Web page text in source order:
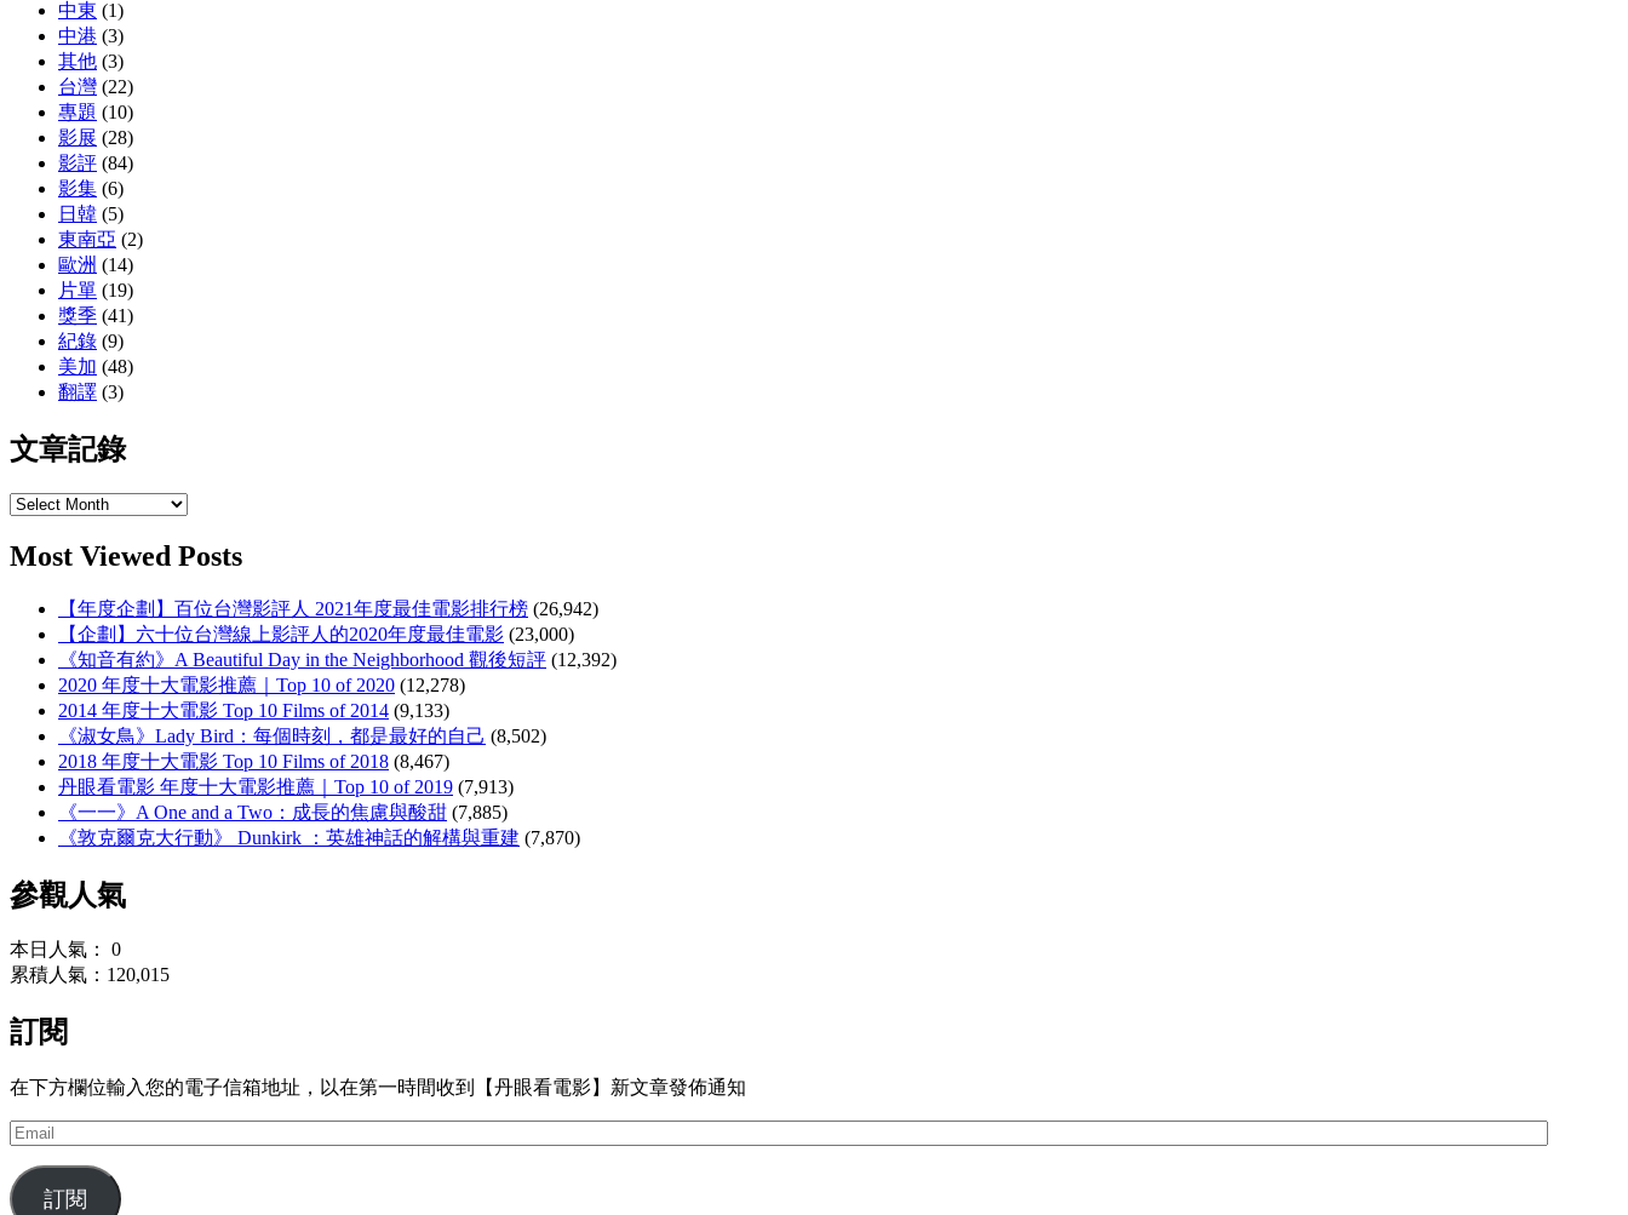
中東 (1)
中港 (3)
其他 (3)
台灣 (22)
專題 (10)
影展 (28)
影評 (84)
影集 (6)
日韓 (5)
東南亞 (2)
歐洲 (14)
片單 (19)
獎季 (41)
紀錄 (9)
美加 (48)
翻譯 (3)
文章記錄
文
記
Most Viewed Posts
【年度企劃】百位台灣影評人 2021年度最佳電影排行榜 (26,942)
【企劃】六十位台灣線上影評人的2020年度最佳電影 (23,000)
《知音有約》A Beautiful Day in the Neighborhood 觀後短評 (12,392)
2020 年度十大電影推薦｜Top 10 of 2020 (12,278)
2014 年度十大電影 Top 10 Films of 2014 (9,133)
《淑女鳥》Lady Bird：每個時刻，都是最好的自己 (8,502)
2018 年度十大電影 Top 10 Films of 2018 (8,467)
丹眼看電影 年度十大電影推薦｜Top 10 of 2019 (7,913)
《一一》A One and a Two：成長的焦慮與酸甜 (7,885)
《敦克爾克大行動》 Dunkirk ：英雄神話的解構與重建 (7,870)
參觀人氣
本日人氣： 0
累積人氣：120,015
訂閱
在下方欄位輸入您的電子信箱地址，以在第一時間收到【丹眼看電影】新文章發佈通知
Email
訂閱